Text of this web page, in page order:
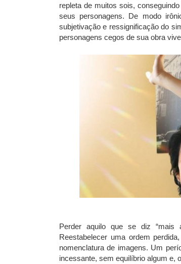
repleta de muitos sois,
seus personagens. De modo
subjetivação e ressignificação do
personagens cegos de sua obra
Perder aquilo que se diz “mais
Reestabelecer uma ordem
nomenclatura de imagens. Um
incessante, sem equilíbrio algum e,